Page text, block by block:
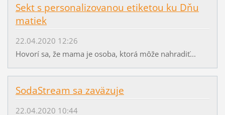
Sekt s personalizovanou etiketou ku Dňu
matiek
22.04.2020 12:26
Hovorí sa, že mama je osoba, ktorá môže nahradiť...
SodaStream sa zaväzuje
22.04.2020 10:44